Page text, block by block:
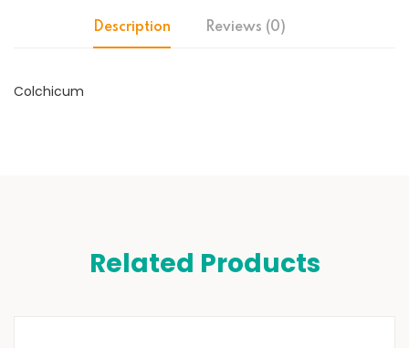
Description Reviews (0)
Colchicum
Related Products